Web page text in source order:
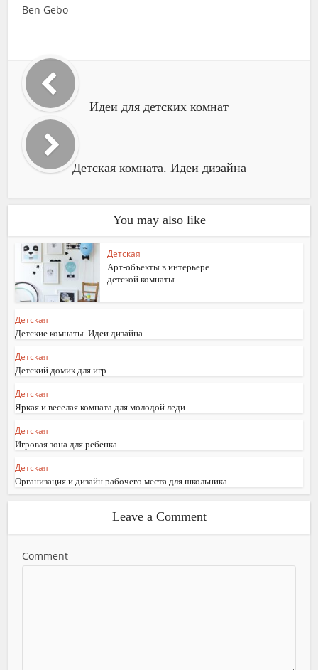
Ben Gebo
Идеи для детских комнат
Детская комната. Идеи дизайна
You may also like
Детская
Арт-объекты в интерьере
детской комнаты
Детская
Детские комнаты. Идеи дизайна
Детская
Детский домик для игр
Детская
Яркая и веселая комната для молодой леди
Детская
Игровая зона для ребенка
Детская
Организация и дизайн рабочего места для школьника
Leave a Comment
Comment